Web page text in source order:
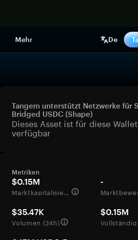
Mehr De
Tangem unterstützt Netzwerke für
Bridged USDC (Shape)
Dieses Asset ist für diese
verfügbar
Metriken
$0.15M
Marktkapitalisierung
-
$35.47K
Volumen (24h)
$0.15M